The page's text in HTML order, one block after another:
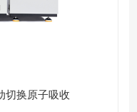
切换原子吸收